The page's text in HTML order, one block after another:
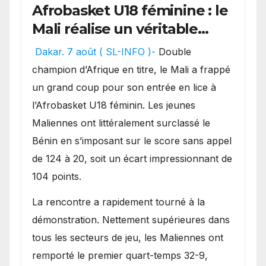
Afrobasket U18 féminine : le
Mali réalise un véritable
festival offensif et inflige
une lourde défaite au
Bénin.
Dakar. 7 août ( SL-INFO )- Double
champion d’Afrique en titre, le Mali a frappé
un grand coup pour son entrée en lice à
l’Afrobasket U18 féminin. Les jeunes
Maliennes ont littéralement surclassé le
Bénin en s’imposant sur le score sans appel
de 124 à 20, soit un écart impressionnant de
104 points.
La rencontre a rapidement tourné à la
démonstration. Nettement supérieures dans
tous les secteurs de jeu, les Maliennes ont
remporté le premier quart-temps 32-9,